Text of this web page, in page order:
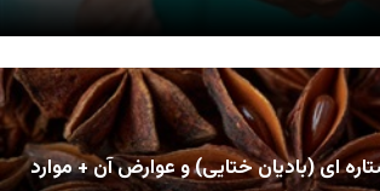
ای (بادیان ختایی) و عوارض آن + موارد